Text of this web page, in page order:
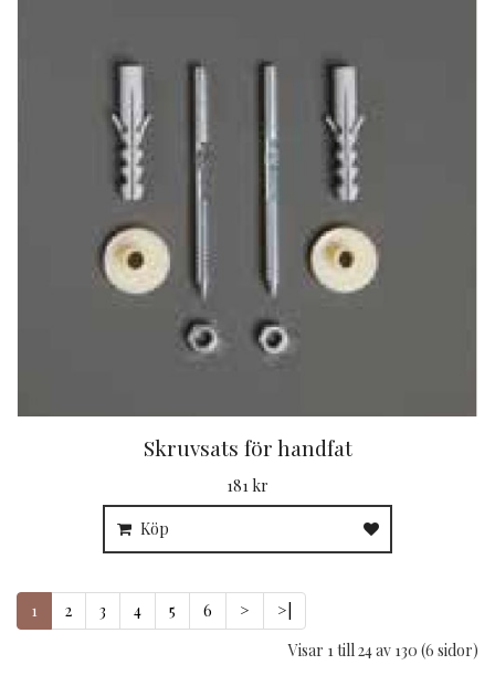
Skruvsats för handfat
181 kr
Köp
1 2 3 4 5 6 >
>|
Visar 1 till 24 av 130 (6 sidor)